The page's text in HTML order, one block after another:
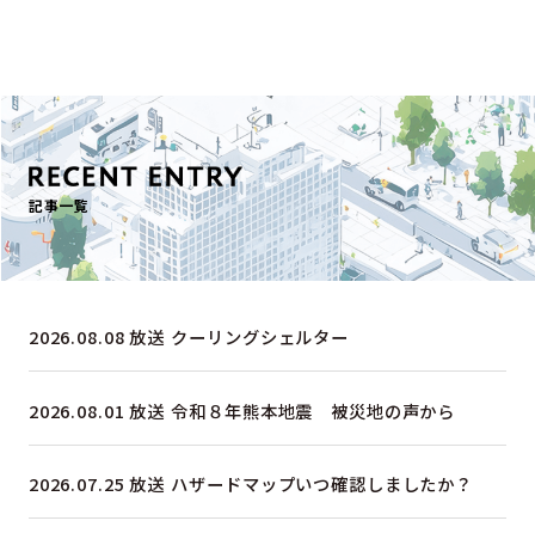
記事一覧
2026.08.08 放送 クーリングシェルター
2026.08.01 放送 令和８年熊本地震 被災地の声から
2026.07.25 放送 ハザードマップいつ確認しましたか？